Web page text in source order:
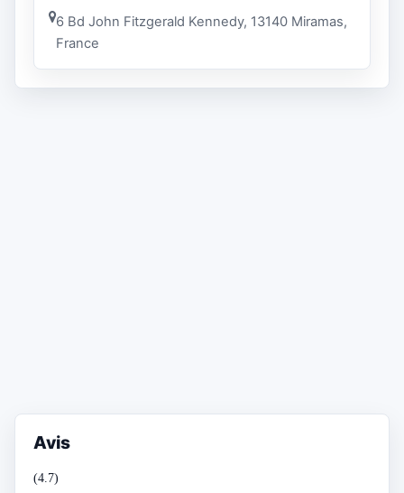
6 Bd John Fitzgerald Kennedy, 13140 Miramas,
France
Avis
(4.7)